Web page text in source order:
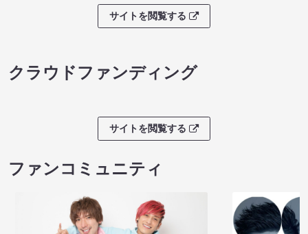
サイトを閲覧する
クラウドファンディング
サイトを閲覧する
ファンコミュニティ